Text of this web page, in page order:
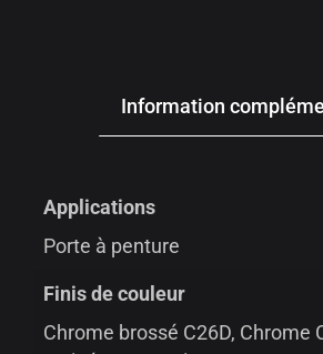
Information
Applications
Porte à penture
Finis de couleur
Chrome brossé C26D, Chrome